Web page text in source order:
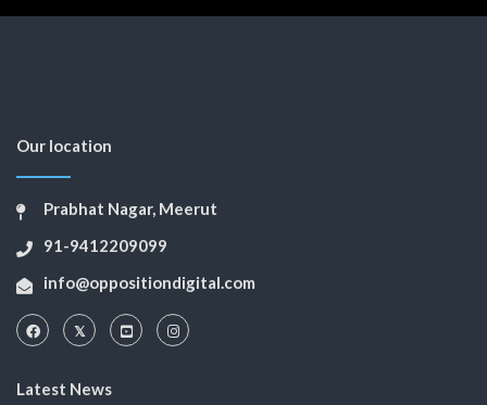
Our location
Prabhat Nagar, Meerut
91-9412209099
info@oppositiondigital.com
Latest News